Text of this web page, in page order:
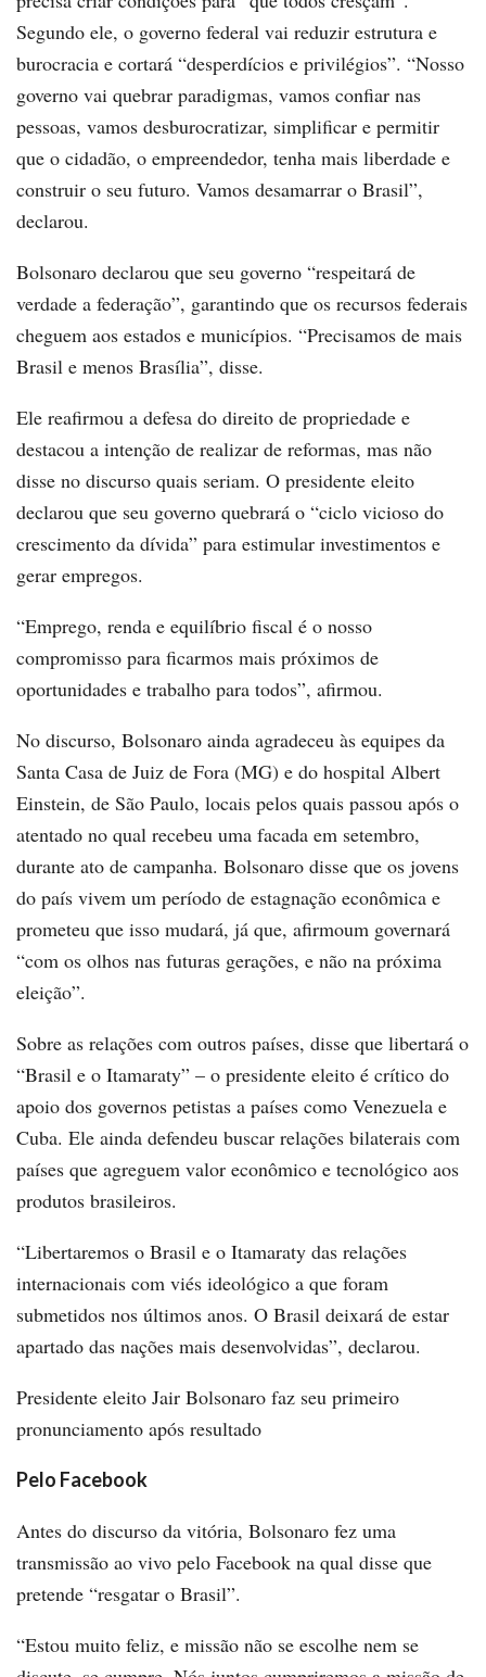
Segundo ele, o governo federal vai reduzir estrutura e
burocracia e cortará “desperdícios e privilégios”. “Nosso
governo vai quebrar paradigmas, vamos confiar nas
pessoas, vamos desburocratizar, simplificar e permitir
que o cidadão, o empreendedor, tenha mais liberdade e
construir o seu futuro. Vamos desamarrar o Brasil”,
declarou.
Bolsonaro declarou que seu governo “respeitará de
verdade a federação”, garantindo que os recursos federais
cheguem aos estados e municípios. “Precisamos de mais
Brasil e menos Brasília”, disse.
Ele reafirmou a defesa do direito de propriedade e
destacou a intenção de realizar de reformas, mas não
disse no discurso quais seriam. O presidente eleito
declarou que seu governo quebrará o “ciclo vicioso do
crescimento da dívida” para estimular investimentos e
gerar empregos.
“Emprego, renda e equilíbrio fiscal é o nosso
compromisso para ficarmos mais próximos de
oportunidades e trabalho para todos”, afirmou.
No discurso, Bolsonaro ainda agradeceu às equipes da
Santa Casa de Juiz de Fora (MG) e do hospital Albert
Einstein, de São Paulo, locais pelos quais passou após o
atentado no qual recebeu uma facada em setembro,
durante ato de campanha. Bolsonaro disse que os jovens
do país vivem um período de estagnação econômica e
prometeu que isso mudará, já que, afirmoum governará
“com os olhos nas futuras gerações, e não na próxima
eleição”.
Sobre as relações com outros países, disse que libertará o
“Brasil e o Itamaraty” – o presidente eleito é crítico do
apoio dos governos petistas a países como Venezuela e
Cuba. Ele ainda defendeu buscar relações bilaterais com
países que agreguem valor econômico e tecnológico aos
produtos brasileiros.
“Libertaremos o Brasil e o Itamaraty das relações
internacionais com viés ideológico a que foram
submetidos nos últimos anos. O Brasil deixará de estar
apartado das nações mais desenvolvidas”, declarou.
Presidente eleito Jair Bolsonaro faz seu primeiro
pronunciamento após resultado
Pelo Facebook
Antes do discurso da vitória, Bolsonaro fez uma
transmissão ao vivo pelo Facebook na qual disse que
pretende “resgatar o Brasil”.
“Estou muito feliz, e missão não se escolhe nem se